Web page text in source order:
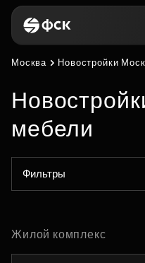
Москва Новостройки
мебели
Фильтры
Жилой комплекс